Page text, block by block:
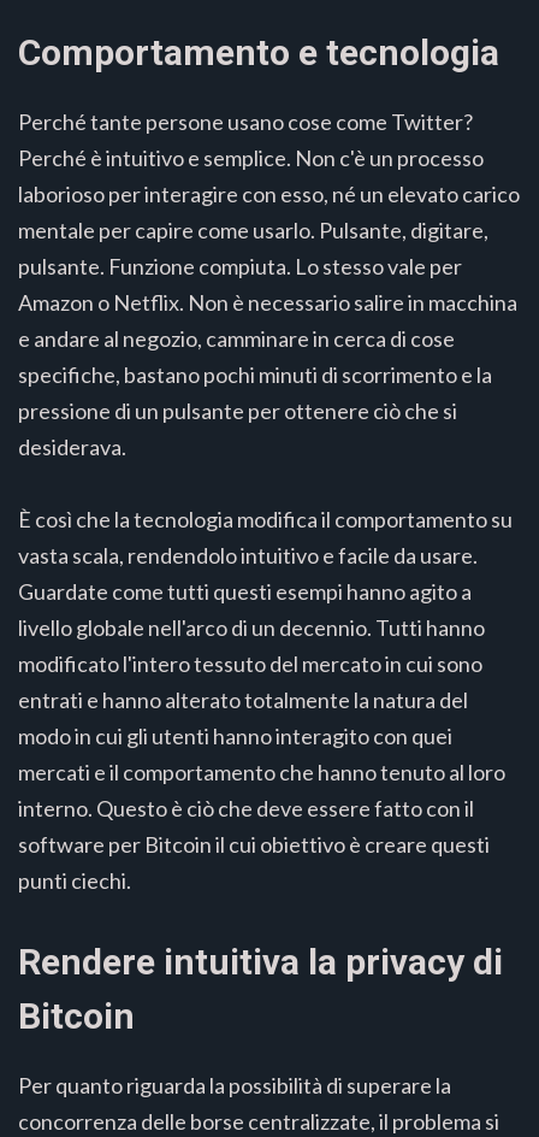
Comportamento e tecnologia
Perché tante persone usano cose come Twitter?
Perché è intuitivo e semplice. Non c'è un processo
laborioso per interagire con esso, né un elevato carico
mentale per capire come usarlo. Pulsante, digitare,
pulsante. Funzione compiuta. Lo stesso vale per
Amazon o Netflix. Non è necessario salire in macchina
e andare al negozio, camminare in cerca di cose
specifiche, bastano pochi minuti di scorrimento e la
pressione di un pulsante per ottenere ciò che si
desiderava.
È così che la tecnologia modifica il comportamento su
vasta scala, rendendolo intuitivo e facile da usare.
Guardate come tutti questi esempi hanno agito a
livello globale nell'arco di un decennio. Tutti hanno
modificato l'intero tessuto del mercato in cui sono
entrati e hanno alterato totalmente la natura del
modo in cui gli utenti hanno interagito con quei
mercati e il comportamento che hanno tenuto al loro
interno. Questo è ciò che deve essere fatto con il
software per Bitcoin il cui obiettivo è creare questi
punti ciechi.
Rendere intuitiva la privacy di
Bitcoin
Per quanto riguarda la possibilità di superare la
concorrenza delle borse centralizzate, il problema si